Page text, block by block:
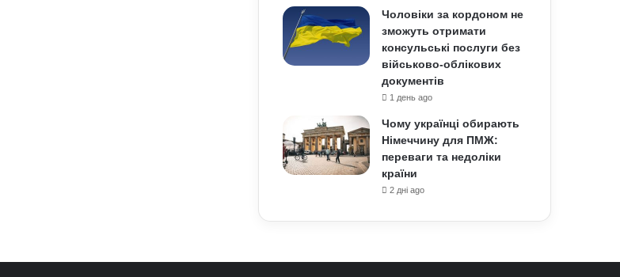
Чоловіки за кордоном не
зможуть отримати
консульські послуги без
військово-облікових
документів
1 день ago
Чому українці обирають
Німеччину для ПМЖ:
переваги та недоліки
країни
2 дні ago